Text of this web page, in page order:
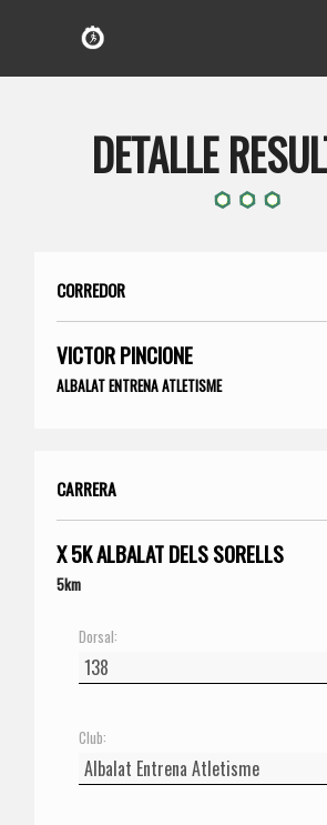
DETALLE
CORREDOR
VICTOR PINCIONE
ALBALAT ENTRENA ATLETISME
CARRERA
X 5K ALBALAT DELS SORELLS
5km
Dorsal:
Club: